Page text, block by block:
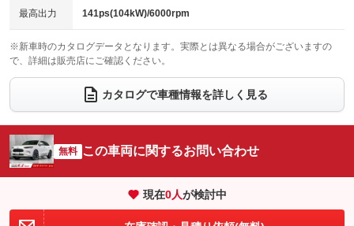
チップアップシート
：装備なし
：装備なし ：装備あり
ウォークスルー
：装備なし
電動リアゲート フロントカメラ
：装備あり
：装備なし ：装備あり
サイドカメラ
：装備あり ルーフレール
：装備なし
：装備なし
：装備なし
最高出力 141ps(104kW)/6000rpm
※新車時のカタログデータとなります。実際とは異なる場合がございますの
で、詳細は販売店にご確認ください。
カタログで車種情報を詳しく見る
無料 この車両に関するお問い合わせ
現在0人が検討中